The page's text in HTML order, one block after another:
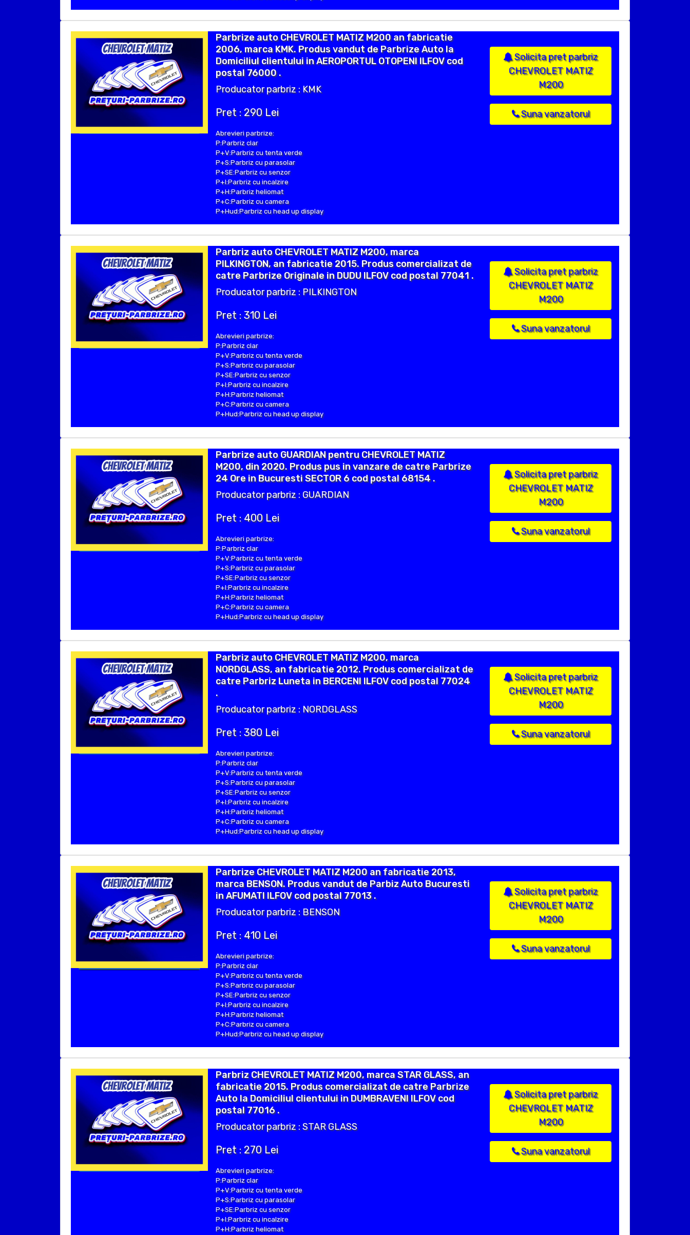
Parbrize auto CHEVROLET MATIZ M200 an fabricatie
2006, marca KMK. Produs vandut de Parbrize Auto la
Domiciliul clientului in AEROPORTUL OTOPENI ILFOV cod
postal 76000 .
Producator parbriz : KMK
Pret : 290 Lei
Abrevieri parbrize:
P:Parbriz clar
P+V:Parbriz cu tenta verde
P+S:Parbriz cu parasolar
P+SE:Parbriz cu senzor
P+I:Parbriz cu incalzire
P+H:Parbriz heliomat
P+C:Parbriz cu camera
P+Hud:Parbriz cu head up display
Solicita pret parbriz
CHEVROLET MATIZ
M200
Suna vanzatorul
Parbriz auto CHEVROLET MATIZ M200, marca
PILKINGTON, an fabricatie 2015. Produs comercializat de
catre Parbrize Originale in DUDU ILFOV cod postal 77041 .
Producator parbriz : PILKINGTON
Pret : 310 Lei
Abrevieri parbrize:
P:Parbriz clar
P+V:Parbriz cu tenta verde
P+S:Parbriz cu parasolar
P+SE:Parbriz cu senzor
P+I:Parbriz cu incalzire
P+H:Parbriz heliomat
P+C:Parbriz cu camera
P+Hud:Parbriz cu head up display
Solicita pret parbriz
CHEVROLET MATIZ
M200
Suna vanzatorul
Parbrize auto GUARDIAN pentru CHEVROLET MATIZ
M200, din 2020. Produs pus in vanzare de catre Parbrize
24 Ore in Bucuresti SECTOR 6 cod postal 68154 .
Producator parbriz : GUARDIAN
Pret : 400 Lei
Abrevieri parbrize:
P:Parbriz clar
P+V:Parbriz cu tenta verde
P+S:Parbriz cu parasolar
P+SE:Parbriz cu senzor
P+I:Parbriz cu incalzire
P+H:Parbriz heliomat
P+C:Parbriz cu camera
P+Hud:Parbriz cu head up display
Solicita pret parbriz
CHEVROLET MATIZ
M200
Suna vanzatorul
Parbriz auto CHEVROLET MATIZ M200, marca
NORDGLASS, an fabricatie 2012. Produs comercializat de
catre Parbriz Luneta in BERCENI ILFOV cod postal 77024
.
Producator parbriz : NORDGLASS
Pret : 380 Lei
Abrevieri parbrize:
P:Parbriz clar
P+V:Parbriz cu tenta verde
P+S:Parbriz cu parasolar
P+SE:Parbriz cu senzor
P+I:Parbriz cu incalzire
P+H:Parbriz heliomat
P+C:Parbriz cu camera
P+Hud:Parbriz cu head up display
Solicita pret parbriz
CHEVROLET MATIZ
M200
Suna vanzatorul
Parbrize CHEVROLET MATIZ M200 an fabricatie 2013,
marca BENSON. Produs vandut de Parbiz Auto Bucuresti
in AFUMATI ILFOV cod postal 77013 .
Producator parbriz : BENSON
Pret : 410 Lei
Abrevieri parbrize:
P:Parbriz clar
P+V:Parbriz cu tenta verde
P+S:Parbriz cu parasolar
P+SE:Parbriz cu senzor
P+I:Parbriz cu incalzire
P+H:Parbriz heliomat
P+C:Parbriz cu camera
P+Hud:Parbriz cu head up display
Solicita pret parbriz
CHEVROLET MATIZ
M200
Suna vanzatorul
Parbriz CHEVROLET MATIZ M200, marca STAR GLASS, an
fabricatie 2015. Produs comercializat de catre Parbrize
Auto la Domiciliul clientului in DUMBRAVENI ILFOV cod
postal 77016 .
Producator parbriz : STAR GLASS
Pret : 270 Lei
Abrevieri parbrize:
P:Parbriz clar
P+V:Parbriz cu tenta verde
P+S:Parbriz cu parasolar
P+SE:Parbriz cu senzor
P+I:Parbriz cu incalzire
P+H:Parbriz heliomat
Solicita pret parbriz
CHEVROLET MATIZ
M200
Suna vanzatorul